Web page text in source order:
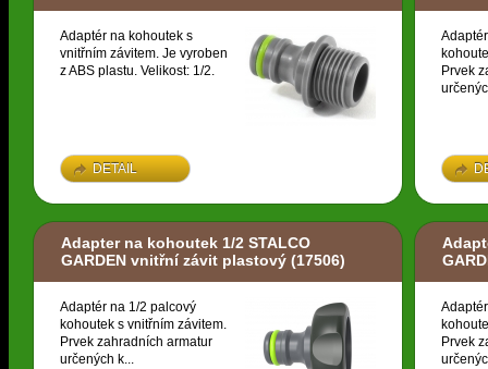
Adaptér na kohoutek s
vnitřním závitem. Je vyroben
z ABS plastu. Velikost: 1/2.
DETAIL
Prvek
Adapter na kohoutek 1/2 STALCO
GARDEN vnitřní závit plastový (17506)
Adaptér na 1/2 palcový
kohoutek s vnitřním závitem.
Prvek zahradních armatur
určených k...
Prvek